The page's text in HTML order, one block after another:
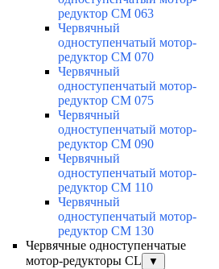
редуктор CM 063
Червячный
одноступенчатый мотор-
редуктор CM 070
Червячный
одноступенчатый мотор-
редуктор CM 075
Червячный
одноступенчатый мотор-
редуктор CM 090
Червячный
одноступенчатый мотор-
редуктор CM 110
Червячный
одноступенчатый мотор-
редуктор CM 130
Червячные одноступенчатые
мотор-редукторы CL
▼